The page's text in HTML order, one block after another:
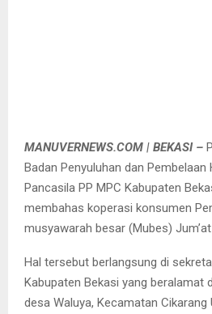
MANUVERNEWS.COM | BEKASI –
Badan Penyuluhan dan Pembelaan
Pancasila PP MPC Kabupaten
membahas koperasi konsumen
musyawarah besar (Mubes)
Hal tersebut berlangsung di
Kabupaten Bekasi yang beralamat
desa Waluya, Kecamatan Cikarang